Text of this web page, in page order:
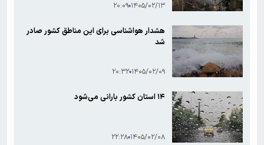
۱۴۰۵/۰۲/۱۳ ۲۰:۰۹
هشدار هواشناسی برای این مناطق کشور صادر
شد
۱۴۰۵/۰۲/۰۹ ۲۰:۳۲
۱۴ استان کشور بارانی می‌شود
۱۴۰۵/۰۲/۰۸ ۲۲:۲۸